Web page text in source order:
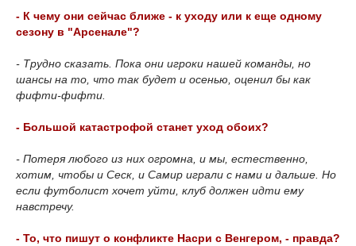
- К чему они сейчас ближе - к уходу или к еще одному
сезону в "Арсенале"?
- Трудно сказать. Пока они игроки нашей команды, но
шансы на то, что так будет и осенью, оценил бы как
фифти-фифти.
- Большой катастрофой станет уход обоих?
- Потеря любого из них огромна, и мы, естественно,
хотим, чтобы и Сеск, и Самир играли с нами и дальше. Но
если футболист хочет уйти, клуб должен идти ему
навстречу.
- То, что пишут о конфликте Насри с Венгером, - правда?